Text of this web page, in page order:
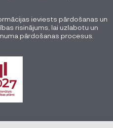
ieviests pārdošanas un
risinājums, lai uzlabotu un
pārdošanas procesus.